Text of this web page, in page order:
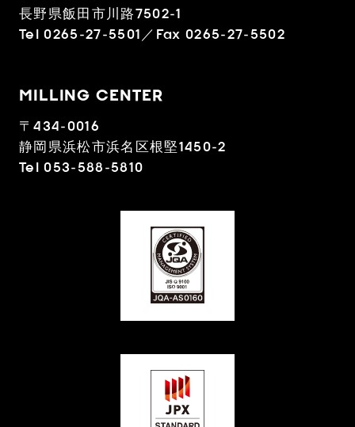
長野県飯田市川路7502-1
Tel 0265-27-5501／Fax 0265-27-5502
MILLING CENTER
〒434-0016
静岡県浜松市浜名区根堅1450-2
Tel 053-588-5810